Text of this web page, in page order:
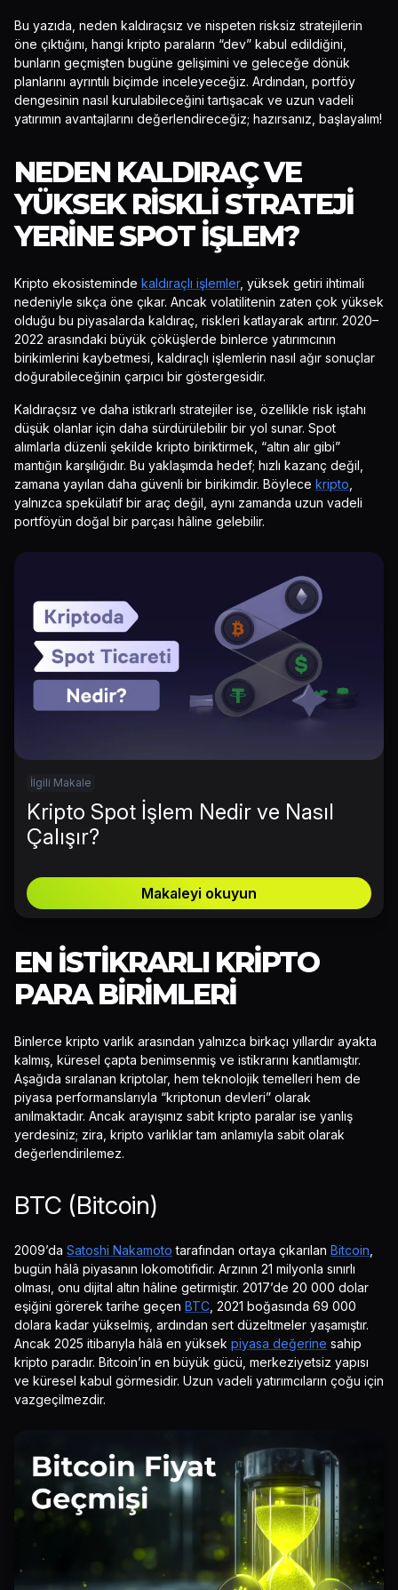
Bu yazıda, neden kaldıraçsız ve nispeten risksiz stratejilerin
öne çıktığını, hangi kripto paraların “dev” kabul edildiğini,
bunların geçmişten bugüne gelişimini ve geleceğe dönük
planlarını ayrıntılı biçimde inceleyeceğiz. Ardından, portföy
dengesinin nasıl kurulabileceğini tartışacak ve uzun vadeli
yatırımın avantajlarını değerlendireceğiz; hazırsanız, başlayalım!
NEDEN KALDIRAÇ VE
YÜKSEK RISKLI STRATEJI
YERINE SPOT İŞLEM?
Kripto ekosisteminde kaldıraçlı işlemler, yüksek getiri ihtimali
nedeniyle sıkça öne çıkar. Ancak volatilitenin zaten çok yüksek
olduğu bu piyasalarda kaldıraç, riskleri katlayarak artırır. 2020–
2022 arasındaki büyük çöküşlerde binlerce yatırımcının
birikimlerini kaybetmesi, kaldıraçlı işlemlerin nasıl ağır sonuçlar
doğurabileceğinin çarpıcı bir göstergesidir.
Kaldıraçsız ve daha istikrarlı stratejiler ise, özellikle risk iştahı
düşük olanlar için daha sürdürülebilir bir yol sunar. Spot
alımlarla düzenli şekilde kripto biriktirmek, “altın alır gibi”
mantığın karşılığıdır. Bu yaklaşımda hedef; hızlı kazanç değil,
zamana yayılan daha güvenli bir birikimdir. Böylece kripto
yalnızca spekülatif bir araç değil, aynı zamanda uzun vadeli
portföyün doğal bir parçası hâline gelebilir.
İlgili Makale
Kripto Spot İşlem Nedir ve Nasıl
Çalışır?
Makaleyi okuyun
EN İSTIKRARLI KRIPTO
PARA BIRIMLERI
Binlerce kripto varlık arasından yalnızca birkaçı yıllardır ayakta
kalmış, küresel çapta benimsenmiş ve istikrarını kanıtlamıştır.
Aşağıda sıralanan kriptolar, hem teknolojik temelleri hem de
piyasa performanslarıyla “kriptonun devleri” olarak
anılmaktadır. Ancak arayışınız sabit kripto paralar ise yanlış
yerdesiniz; zira, kripto varlıklar tam anlamıyla sabit olarak
değerlendirilemez.
BTC (Bitcoin)
2009’da Satoshi Nakamoto tarafından ortaya çıkarılan Bitcoin
bugün hâlâ piyasanın lokomotifidir. Arzının 21 milyonla sınırlı
olması, onu dijital altın hâline getirmiştir. 2017’de 20 000 dolar
eşiğini görerek tarihe geçen BTC , 2021 boğasında 69 000
dolara kadar yükselmiş, ardından sert düzeltmeler yaşamıştır.
Ancak 2025 itibarıyla hâlâ en yüksek piyasa değerine sahip
kripto paradır. Bitcoin’in en büyük gücü, merkeziyetsiz yapısı
ve küresel kabul görmesidir. Uzun vadeli yatırımcıların çoğu için
vazgeçilmezdir.